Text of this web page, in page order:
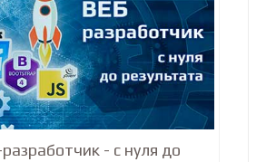
- с нуля до